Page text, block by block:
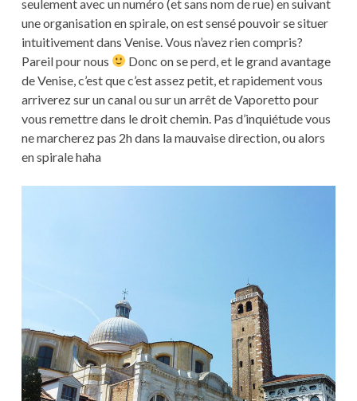
seulement avec un numéro (et sans nom de rue) en suivant
une organisation en spirale, on est sensé pouvoir se situer
intuitivement dans Venise. Vous n’avez rien compris?
Pareil pour nous
Donc on se perd, et le grand avantage
de Venise, c’est que c’est assez petit, et rapidement vous
arriverez sur un canal ou sur un arrêt de Vaporetto pour
vous remettre dans le droit chemin. Pas d’inquiétude vous
ne marcherez pas 2h dans la mauvaise direction, ou alors
en spirale haha